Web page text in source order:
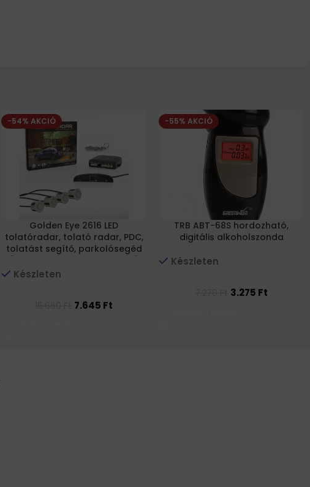
-54% AKCIÓ
Golden Eye 2616 LED
tolatóradar, tolató radar, PDC,
tolatást segítő, parkolósegéd
Készleten
7.645 Ft
-55% AKCIÓ
TRB ABT-68S hordozható,
digitális alkoholszonda
Készleten
3.275 Ft